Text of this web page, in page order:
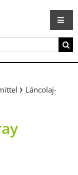
Láncolaj-